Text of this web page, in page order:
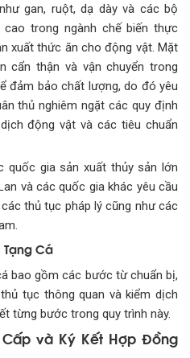
gan, ruột, dạ dày và các bộ
trong ngành chế biến thực
xuất thức ăn cho động vật. Mặt
cẩn thận và vận chuyển trong
đảm bảo chất lượng, do đó yêu
thủ nghiêm ngặt các quy định
động vật và các tiêu chuẩn
quốc gia sản xuất thủy sản lớn
và các quốc gia khác yêu cầu
thủ tục pháp lý cũng như các
Tạng Cá
bao gồm các bước từ chuẩn bị,
tục thông quan và kiểm dịch
từng bước trong quy trình này.
và Ký Kết Hợp Đồng